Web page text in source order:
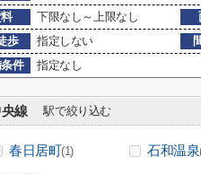
下限なし～上限なし
歩
指定しない
件
指定なし
線 駅で絞り込む
春日居町(1) 石和温泉